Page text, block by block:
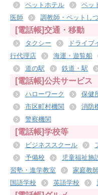
ペットホテル
ペッ
医師
調教師・ペットし
[電話帳]交通・移動
タクシー ドライブ
行代理店
海運・遊覧船
道の駅
鉄道・駅
[電話帳]公共サービス
ハローワーク 保健
市区町村機関
消防
警察機関
[電話帳]学校等
ビジネススクール
予備校
児童福祉施
習塾・進学教室
家庭教師
国語学校
英語学校